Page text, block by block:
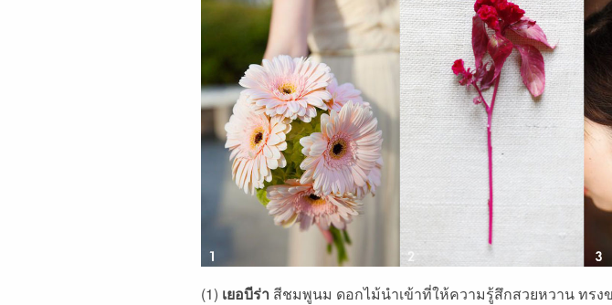
(1) เยอบีร่า สีชมพูนม ดอกไม้นำเข้าที่ให้ความรู้สึกสวยหวาน ทร